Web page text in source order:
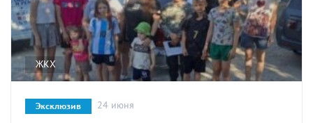
ЖКХ
Эксклюзив 24 июня